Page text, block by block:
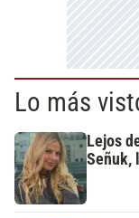
Lo más
Lejos
Señuk,